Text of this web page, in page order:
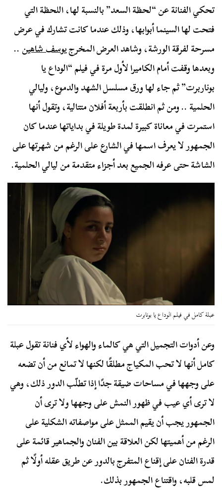
تحكي الفنانة عن “لحظة السعد” بالنسبة لها، اللحظة التي
فتحت لها السينما أبوابها، وذلك عندما كانت تشارك في عرض
مسرحة لفرقة الورشة، وشاهد العرض المخرج يوسف شاهين..
وبعدها وقفت أمام الكاميرا لأول مرة في فيلم “الوداع يا
بوناربرت” ثم جاء لها ورق مسلسل الشهد والدموع، وليالي
الحلمية .. ومن ثم انطلقت بأربعة أفلان متتالية، وتقول أنها
استمرت في معاناة كبيرة لمدة طويلة في بداياتها عندما كان
الجمهور لا يعرف اسمها في الشارع على الرغم من شهرتها على
الشاشة حتى عرفه الجميع بعد أجزاء متقدمة من ليالي الحلمية.
عبلة كامل في فيلم الوداع يا بونابرت
وعن أدوات التجميل التي هي كالماء والهواء لأي فنانة تقول عبلة
كامل أنها لا تحب المكياج مطلقًا لكنها لا تمانع من أن تضعه
على وجهها في مساحات ضيقة جدًا إذا تطلّب الدور ذلك، وهي
لا ترى أي عيب في ظهور النمش على وجهها ولا ترى أن
الجمهور يجب أن يقيم الممثل على مواصفاته الشكلية على
الرغم من أهميتها لكن العلاقة بين الفنان والجماهير قائمة على
قدرة الفنان على إقناع المتفرج بالدور عن طريق عقله أولًا ثم
لمس قلبه، واقتناع الجمهور بذلك.